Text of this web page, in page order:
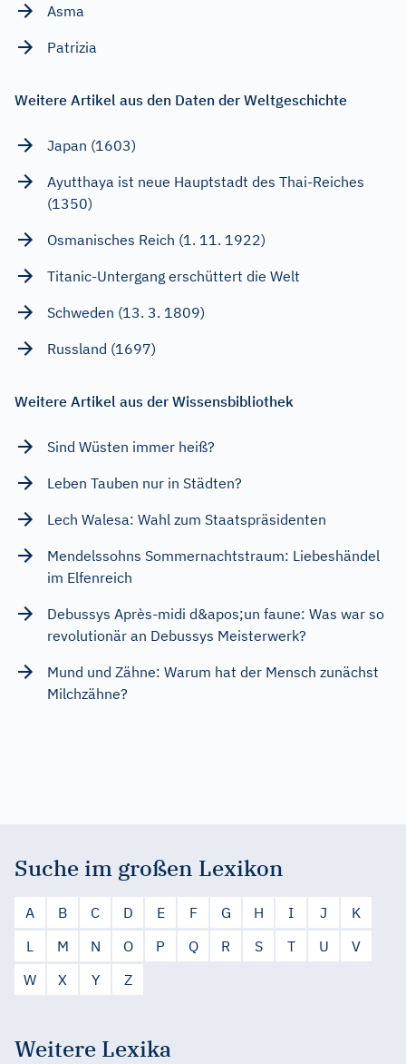
Asma
Patrizia
Weitere Artikel aus den Daten der Weltgeschichte
Japan (1603)
Ayutthaya ist neue Hauptstadt des Thai-Reiches
(1350)
Osmanisches Reich (1. 11. 1922)
Titanic-Untergang erschüttert die Welt
Schweden (13. 3. 1809)
Russland (1697)
Weitere Artikel aus der Wissensbibliothek
Sind Wüsten immer heiß?
Leben Tauben nur in Städten?
Lech Walesa: Wahl zum Staatspräsidenten
Mendelssohns Sommernachtstraum: Liebeshändel
im Elfenreich
Debussys Après-midi d&apos;un faune: Was war so
revolutionär an Debussys Meisterwerk?
Mund und Zähne: Warum hat der Mensch zunächst
Milchzähne?
Suche im großen Lexikon
A B C D E F G H I J
K
L
M N O P Q R S T U
V
W
X Y Z
Weitere Lexika